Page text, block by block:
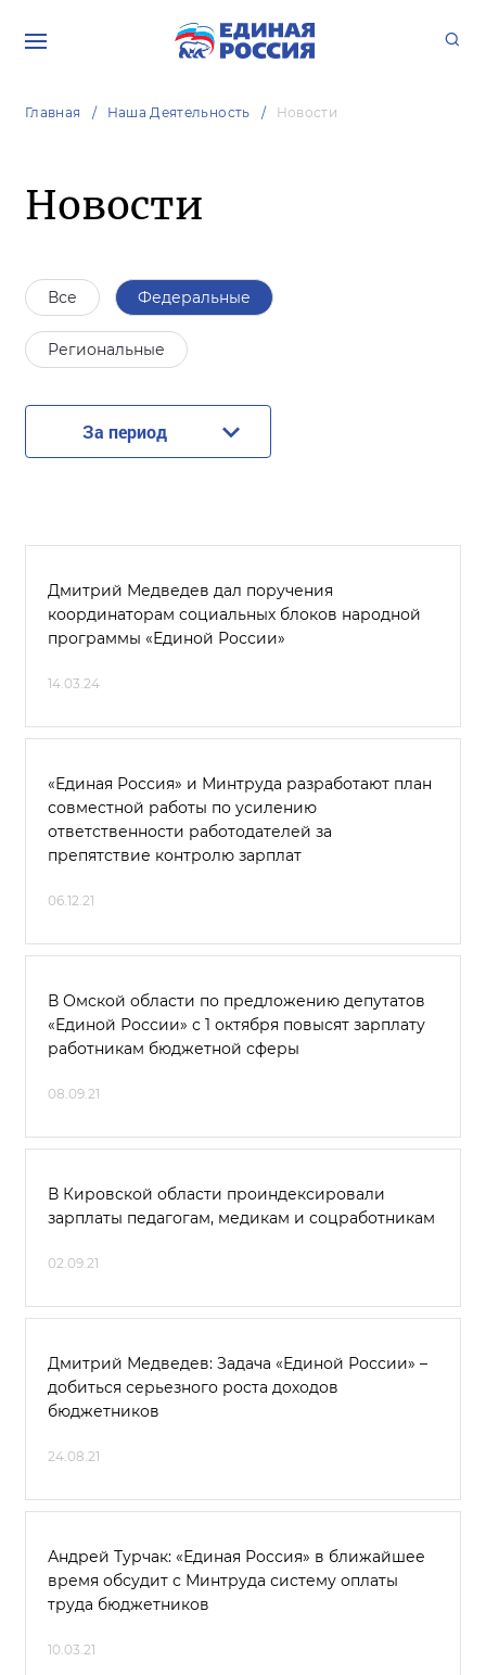
Главная Наша Деятельность Новости
Новости
Все Федеральные
Региональные
За период
Дмитрий Медведев дал поручения
координаторам социальных блоков народной
программы «Единой России»
14.03.24
«Единая Россия» и Минтруда разработают план
совместной работы по усилению
ответственности работодателей за
препятствие контролю зарплат
06.12.21
В Омской области по предложению депутатов
«Единой России» с 1 октября повысят зарплату
работникам бюджетной сферы
08.09.21
В Кировской области проиндексировали
зарплаты педагогам, медикам и соцработникам
02.09.21
Дмитрий Медведев: Задача «Единой России» –
добиться серьезного роста доходов
бюджетников
24.08.21
Андрей Турчак: «Единая Россия» в ближайшее
время обсудит с Минтруда систему оплаты
труда бюджетников
10.03.21